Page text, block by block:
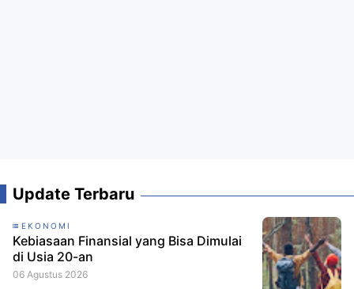
Update Terbaru
EKONOMI
Kebiasaan Finansial yang Bisa Dimulai
di Usia 20-an
06 Agustus 2026